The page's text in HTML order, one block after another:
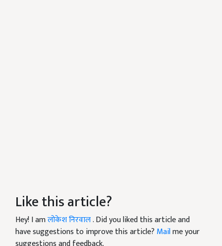
Like this article?
Hey! I amलोकेश निरवाल. Did you liked this article and
have suggestions to improve this article? Mailme your